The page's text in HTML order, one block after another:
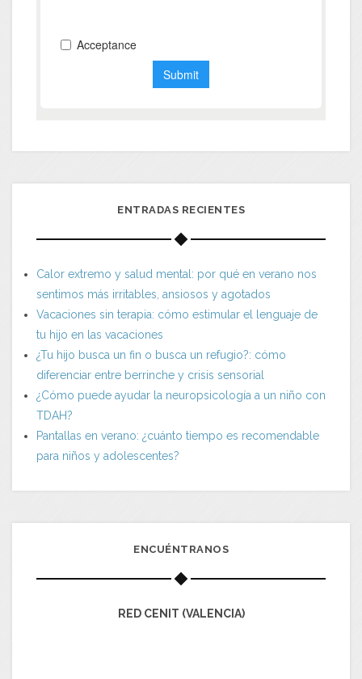
ENTRADAS RECIENTES
Calor extremo y salud mental: por qué en verano nos
sentimos más irritables, ansiosos y agotados
Vacaciones sin terapia: cómo estimular el lenguaje de
tu hijo en las vacaciones
¿Tu hijo busca un fin o busca un refugio?: cómo
diferenciar entre berrinche y crisis sensorial
¿Cómo puede ayudar la neuropsicología a un niño con
TDAH?
Pantallas en verano: ¿cuánto tiempo es recomendable
para niños y adolescentes?
ENCUÉNTRANOS
RED CENIT (VALENCIA)